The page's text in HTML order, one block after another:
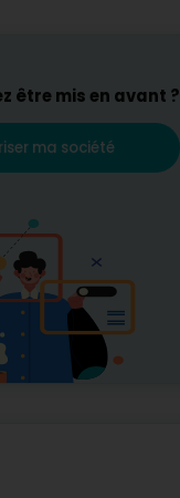
être mis en avant ?
ma société